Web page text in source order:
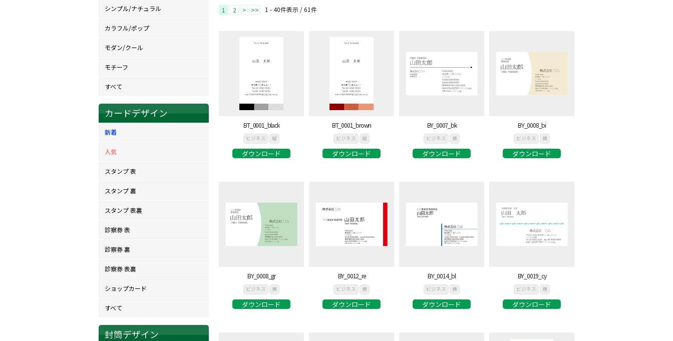
1 2 > >> 1 - 40件表示 /61件
BT_0001_black
ビジネス 縦
ダウンロード
BT_0001_brown
ビジネス 縦
ダウンロード
BY_0007_bk
ビジネス 横
ダウンロード
BY_0008_bi
ビジネス 横
ダウンロード
BY_0008_gr
ビジネス 横
ダウンロード
BY_0012_re
ビジネス 横
ダウンロード
BY_0014_bl
ビジネス 横
ダウンロード
BY_0019_cy
ビジネス 横
ダウンロード
シンプル/ナチュラル
カラフル/ポップ
モダン/クール
モチーフ
すべて
カードデザイン
新着
人気
スタンプ 表
スタンプ 裏
スタンプ 表裏
診察券 表
診察券 裏
診察券 表裏
ショップカード
すべて
封筒デザイン